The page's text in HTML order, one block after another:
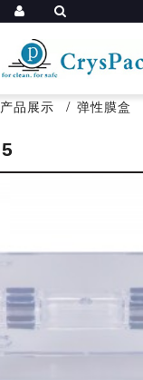
产品展示 弹性膜盒